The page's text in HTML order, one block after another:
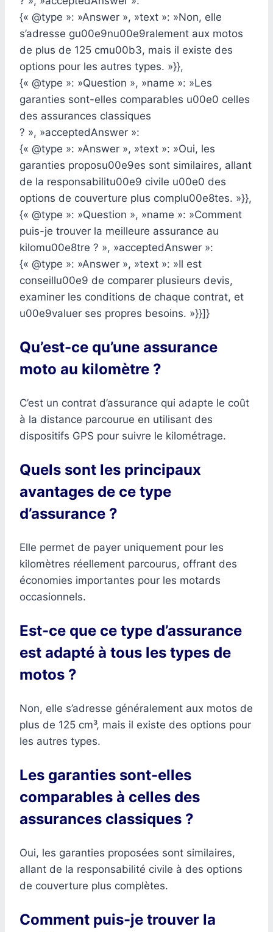
{« @type »: »Answer », »text »: »Non, elle
s’adresse gu00e9nu00e9ralement aux motos
de plus de 125 cmu00b3, mais il existe des
options pour les autres types. »}},
{« @type »: »Question », »name »: »Les
garanties sont-elles comparables u00e0 celles
des assurances classiques
? », »acceptedAnswer »:
{« @type »: »Answer », »text »: »Oui, les
garanties proposu00e9es sont similaires, allant
de la responsabilitu00e9 civile u00e0 des
options de couverture plus complu00e8tes. »}},
{« @type »: »Question », »name »: »Comment
puis-je trouver la meilleure assurance au
kilomu00e8tre ? », »acceptedAnswer »:
{« @type »: »Answer », »text »: »Il est
conseillu00e9 de comparer plusieurs devis,
examiner les conditions de chaque contrat, et
u00e9valuer ses propres besoins. »}}]}
Qu’est-ce qu’une assurance
moto au kilomètre ?
C’est un contrat d’assurance qui adapte le coût
à la distance parcourue en utilisant des
dispositifs GPS pour suivre le kilométrage.
Quels sont les principaux
avantages de ce type
d’assurance ?
Elle permet de payer uniquement pour les
kilomètres réellement parcourus, offrant des
économies importantes pour les motards
occasionnels.
Est-ce que ce type d’assurance
est adapté à tous les types de
motos ?
Non, elle s’adresse généralement aux motos de
plus de 125 cm³, mais il existe des options pour
les autres types.
Les garanties sont-elles
comparables à celles des
assurances classiques ?
Oui, les garanties proposées sont similaires,
allant de la responsabilité civile à des options
de couverture plus complètes.
Comment puis-je trouver la